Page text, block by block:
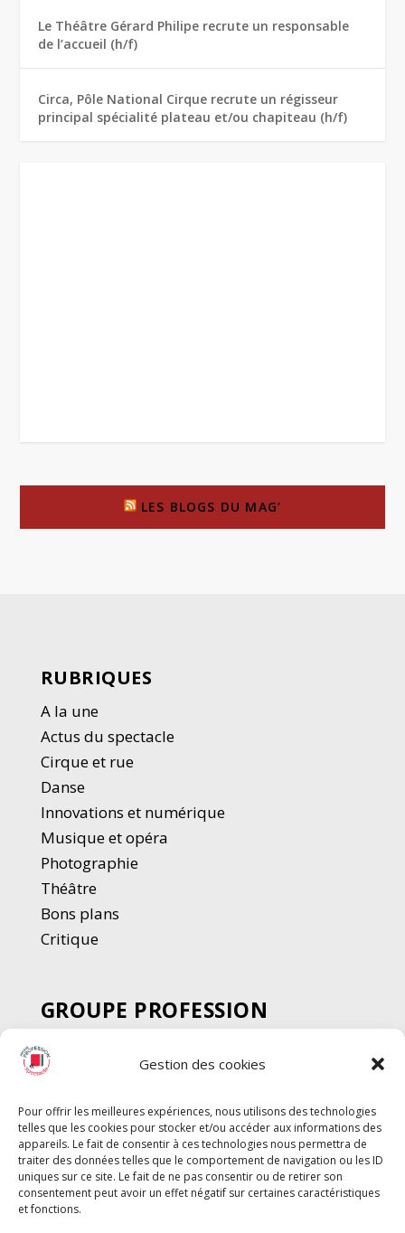
Gestion des cookies
Pour offrir les meilleures expériences, nous utilisons des technologies
telles que les cookies pour stocker et/ou accéder aux informations des
appareils. Le fait de consentir à ces technologies nous permettra de
traiter des données telles que le comportement de navigation ou les ID
uniques sur ce site. Le fait de ne pas consentir ou de retirer son
consentement peut avoir un effet négatif sur certaines caractéristiques
et fonctions.
Le Théâtre Gérard Philipe recrute un responsable
de l’accueil (h/f)
Circa, Pôle National Cirque recrute un régisseur
principal spécialité plateau et/ou chapiteau (h/f)
LES BLOGS DU MAG’
RUBRIQUES
A la une
Actus du spectacle
Cirque et rue
Danse
Innovations et numérique
Musique et opéra
Photographie
Théâtre
Bons plans
Critique
GROUPE PROFESSION
SPECTACLE
Chèque Intermittents
Chèque Compta
Chèque Emploi Spectacle
G-Pods
Profession Audio-visuel